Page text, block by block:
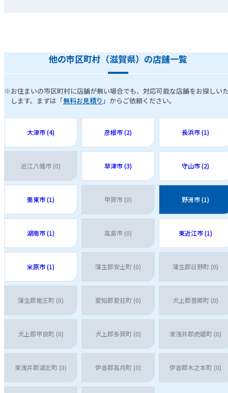
他の市区町村（滋賀県）の店舗一覧
※お住まいの市区町村に店舗が無い場合でも、対応可能な店舗をお探しい
します。まずは「無料お見積り 」からご依頼ください。
大津市 (4) 彦根市 (2) 長浜市 (1)
近江八幡市 (0) 草津市 (3) 守山市 (2)
栗東市 (1) 甲賀市 (0) 野洲市 (1)
湖南市 (1) 高島市 (0) 東近江市 (1)
米原市 (1) 蒲生郡安土町 (0) 蒲生郡日野町 (0)
蒲生郡竜王町 (0) 愛知郡愛荘町 (0) 犬上郡豊郷町 (0)
犬上郡甲良町 (0) 犬上郡多賀町 (0) 東浅井郡虎姫町 (0)
東浅井郡湖北町 (0) 伊香郡高月町 (0) 伊香郡木之本町 (0)